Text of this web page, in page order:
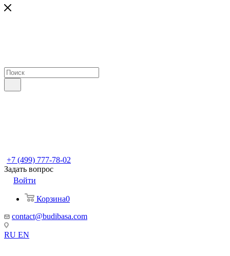
+7 (499) 777-78-02
Задать вопрос
Войти
Корзина0
contact@budibasa.com
RU EN